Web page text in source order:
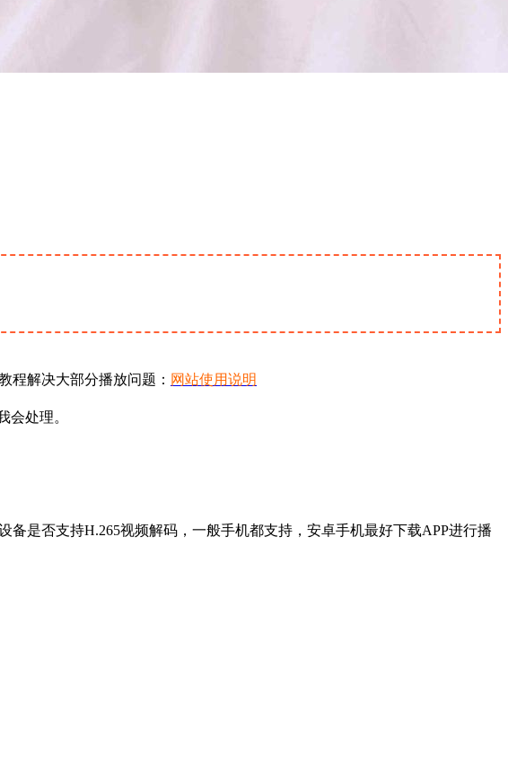
程解决大部分播放问题： 网站使用说明
会处理。
是否支持H.265视频解码，一般手机都支持，安卓手机最好下载APP进行播